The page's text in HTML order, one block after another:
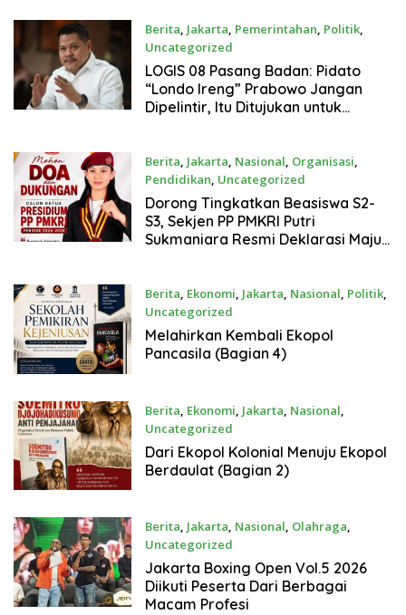
Berita, Jakarta, Pemerintahan, Politik,
Uncategorized
Juli 27, 2026
LOGIS 08 Pasang Badan: Pidato
“Londo Ireng” Prabowo Jangan
Dipelintir, Itu Ditujukan untuk
Berita, Jakarta, Nasional, Organisasi,
Pendidikan, Uncategorized
Juli 27, 2026
Dorong Tingkatkan Beasiswa S2-
S3, Sekjen PP PMKRI Putri
Sukmaniara Resmi Deklarasi Maju
Berita, Ekonomi, Jakarta, Nasional, Politik,
Uncategorized
Juli 26, 2026
Melahirkan Kembali Ekopol
Pancasila (Bagian 4)
Berita, Ekonomi, Jakarta, Nasional,
Uncategorized
Juli 26, 2026
Dari Ekopol Kolonial Menuju Ekopol
Berdaulat (Bagian 2)
Berita, Jakarta, Nasional, Olahraga,
Uncategorized
Juli 25, 2026
Jakarta Boxing Open Vol.5 2026
Diikuti Peserta Dari Berbagai
Macam Profesi